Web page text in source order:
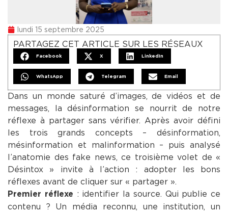
lundi 15 septembre 2025
PARTAGEZ CET ARTICLE SUR LES RÉSEAUX
Facebook X LinkedIn
WhatsApp Telegram Email
Dans un monde saturé d’images, de vidéos et de
messages, la désinformation se nourrit de notre
réflexe à partager sans vérifier. Après avoir défini
les trois grands concepts – désinformation,
mésinformation et malinformation – puis analysé
l’anatomie des fake news, ce troisième volet de «
Désintox » invite à l’action : adopter les bons
réflexes avant de cliquer sur « partager ».
Premier réflexe : identifier la source. Qui publie ce
contenu ? Un média reconnu, une institution, un